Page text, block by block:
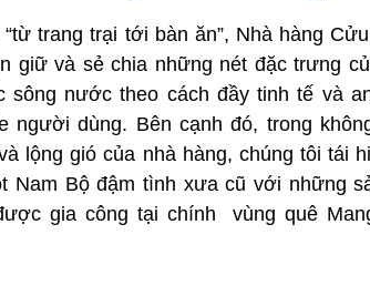
trang trại tới bàn ăn”, Nhà hàng
giữ và sẻ chia những nét đặc trưng
sông nước theo cách đầy tinh tế và
người dùng. Bên cạnh đó, trong
lộng gió của nhà hàng, chúng tôi tái
Nam Bộ đậm tình xưa cũ với những
gia công tại chính vùng quê